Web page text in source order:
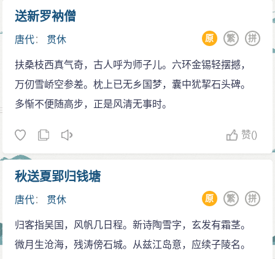
送新罗衲僧
唐代： 贯休 拼
繁
原
扶桑枝西真气奇，古人呼为师子儿。六环金锡轻摆撼，
万仞雪峤空参差。枕上已无乡国梦，囊中犹挈石头碑。
多惭不便随高步，正是风清无事时。
赞()
秋送夏郢归钱塘
唐代： 贯休 拼
繁
原
归客指吴国，风帆几日程。新诗陶雪字，玄发有霜茎。
微月生沧海，残涛傍石城。从兹江岛意，应续子陵名。